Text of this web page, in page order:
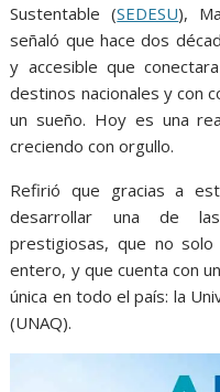
Sustentable (SEDESU),
señaló que hace dos
y accesible que
destinos nacionales y con
un sueño. Hoy es una
creciendo con orgullo.
Refirió que gracias a
desarrollar una de
prestigiosas, que no
entero, y que cuenta con
única en todo el país: la
(UNAQ).